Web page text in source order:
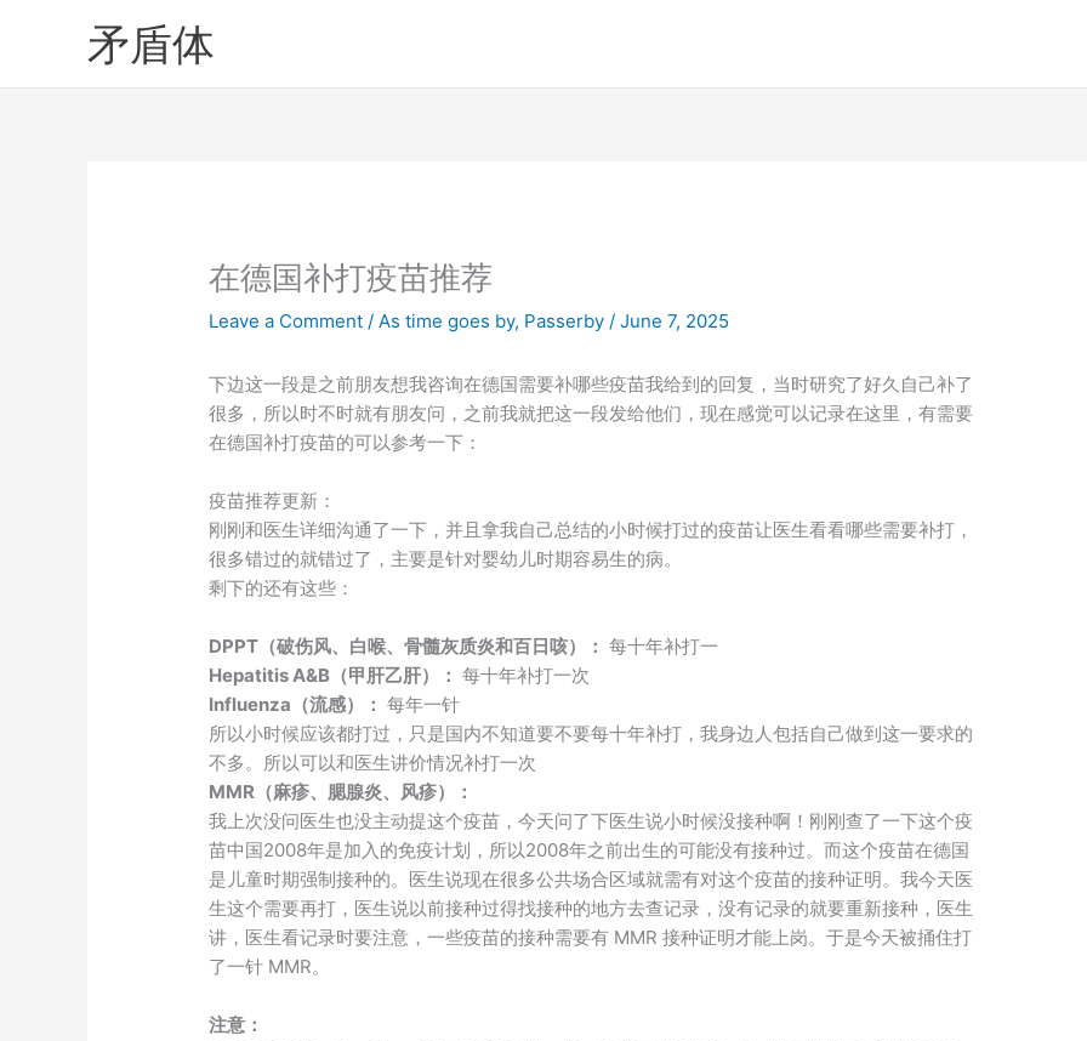
矛盾体
在德国补打疫苗推荐
Leave a Comment /As time goes by, Passerby /June 7, 2025
下边这一段是之前朋友想我咨询在德国需要补哪些疫苗我给到的回复，当时研究了好久自己补了
很多，所以时不时就有朋友问，之前我就把这一段发给他们，现在感觉可以记录在这里，有需要
在德国补打疫苗的可以参考一下：
疫苗推荐更新：
刚刚和医生详细沟通了一下，并且拿我自己总结的小时候打过的疫苗让医生看看哪些需要补打，
很多错过的就错过了，主要是针对婴幼儿时期容易生的病。
剩下的还有这些：
DPPT（破伤风、白喉、骨髓灰质炎和百日咳）： 每十年补打一
Hepatitis A&B（甲肝乙肝）： 每十年补打一次
Influenza（流感）： 每年一针
所以小时候应该都打过，只是国内不知道要不要每十年补打，我身边人包括自己做到这一要求的
不多。所以可以和医生讲价情况补打一次
MMR（麻疹、腮腺炎、风疹）：
我上次没问医生也没主动提这个疫苗，今天问了下医生说小时候没接种啊！刚刚查了一下这个疫
苗中国2008年是加入的免疫计划，所以2008年之前出生的可能没有接种过。而这个疫苗在德国
是儿童时期强制接种的。医生说现在很多公共场合区域就需有对这个疫苗的接种证明。我今天医
生这个需要再打，医生说以前接种过得找接种的地方去查记录，没有记录的就要重新接种，医生
讲，医生看记录时要注意，一些疫苗的接种需要有 MMR 接种证明才能上岗。于是今天被捅住打
了一针 MMR。
注意：